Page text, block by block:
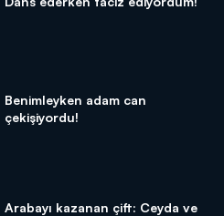
Benimleyken adam can
çekişiyordu!
Arabayı kazanan çift: Ceyda ve